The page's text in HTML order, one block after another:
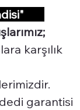
karşılık
garantisi